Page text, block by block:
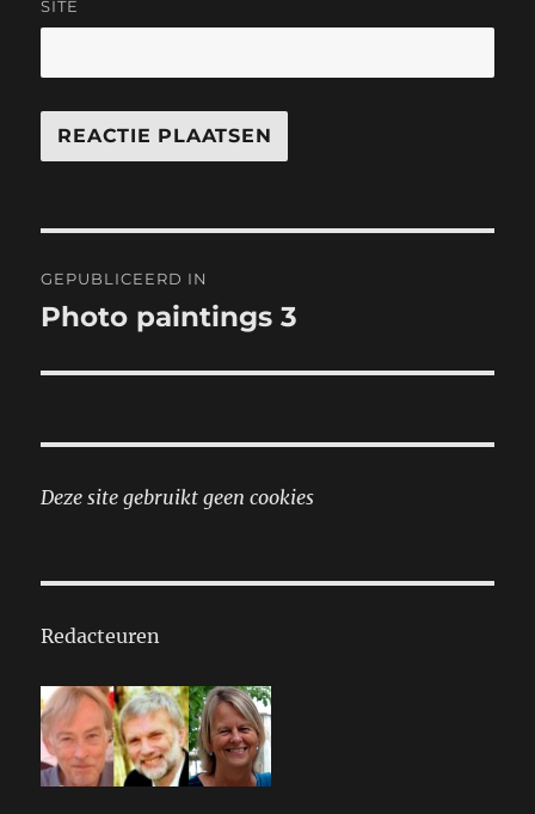
SITE
navigatie
GEPUBLICEERD IN
Photo paintings 3
Deze site gebruikt geen cookies
Redacteuren